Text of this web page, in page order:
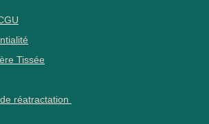
Tissée
réatractation